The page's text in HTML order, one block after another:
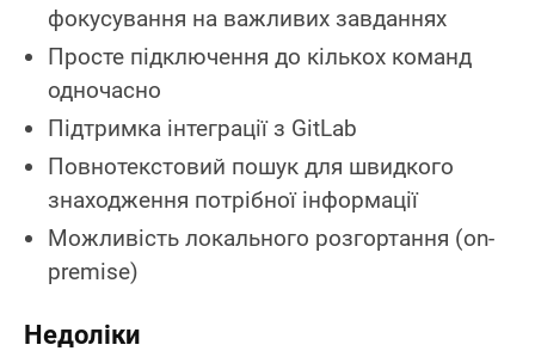
фокусування на важливих завданнях
Просте підключення до кількох команд
одночасно
Підтримка інтеграції з GitLab
Повнотекстовий пошук для швидкого
знаходження потрібної інформації
Можливість локального розгортання (on-
premise)
Недоліки